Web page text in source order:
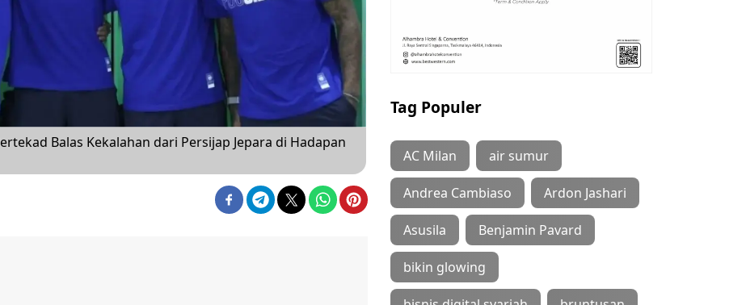
Balas Kekalahan dari Persijap Jepara di Hadapan
Tag Populer
AC Milan air sumur
Andrea Cambiaso Ardon Jashari
Asusila Benjamin Pavard
bikin glowing